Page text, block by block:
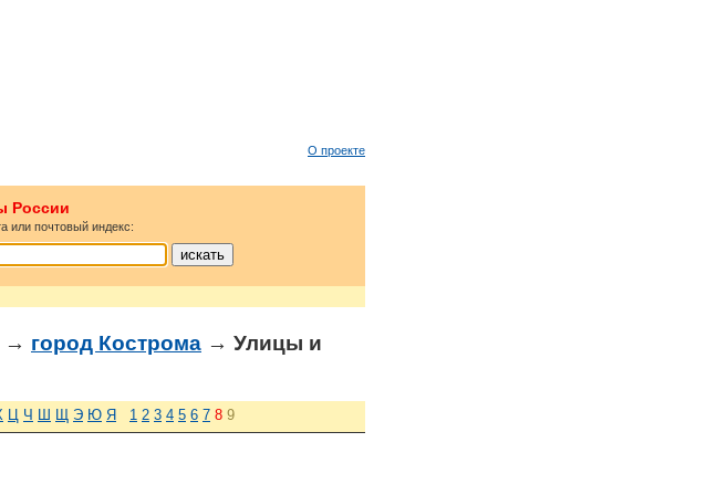
О проекте
России
или почтовый индекс:
→ город Кострома → Улицы и
Ц Ч Ш Щ Э Ю Я 1 2 3 4 5 6 7 8 9